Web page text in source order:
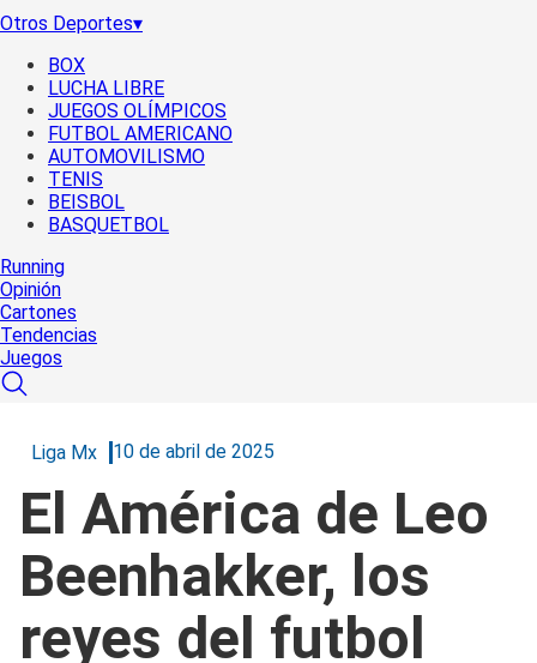
Otros Deportes▾
BOX
LUCHA LIBRE
JUEGOS OLÍMPICOS
FUTBOL AMERICANO
AUTOMOVILISMO
TENIS
BEISBOL
BASQUETBOL
Running
Opinión
Cartones
Tendencias
Juegos
Liga Mx 10 de abril de 2025
El América de Leo
Beenhakker, los
reyes del futbol